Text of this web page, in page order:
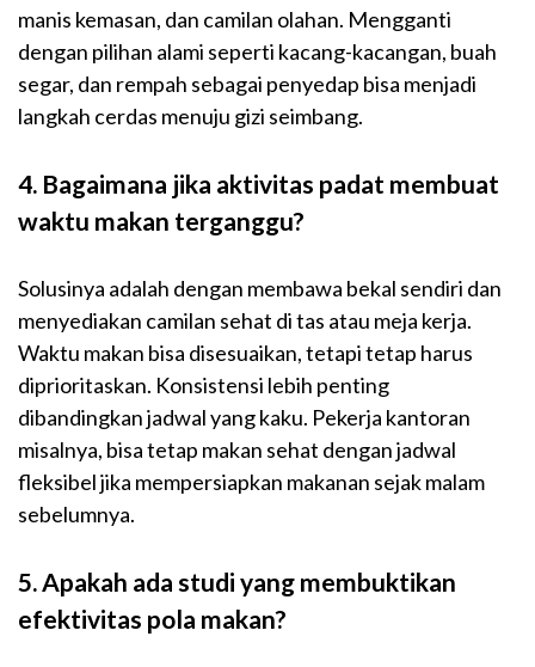
manis kemasan, dan camilan olahan. Mengganti
dengan pilihan alami seperti kacang-kacangan, buah
segar, dan rempah sebagai penyedap bisa menjadi
langkah cerdas menuju gizi seimbang.
4. Bagaimana jika aktivitas padat membuat
waktu makan terganggu?
Solusinya adalah dengan membawa bekal sendiri dan
menyediakan camilan sehat di tas atau meja kerja.
Waktu makan bisa disesuaikan, tetapi tetap harus
diprioritaskan. Konsistensi lebih penting
dibandingkan jadwal yang kaku. Pekerja kantoran
misalnya, bisa tetap makan sehat dengan jadwal
fleksibel jika mempersiapkan makanan sejak malam
sebelumnya.
5. Apakah ada studi yang membuktikan
efektivitas pola makan?